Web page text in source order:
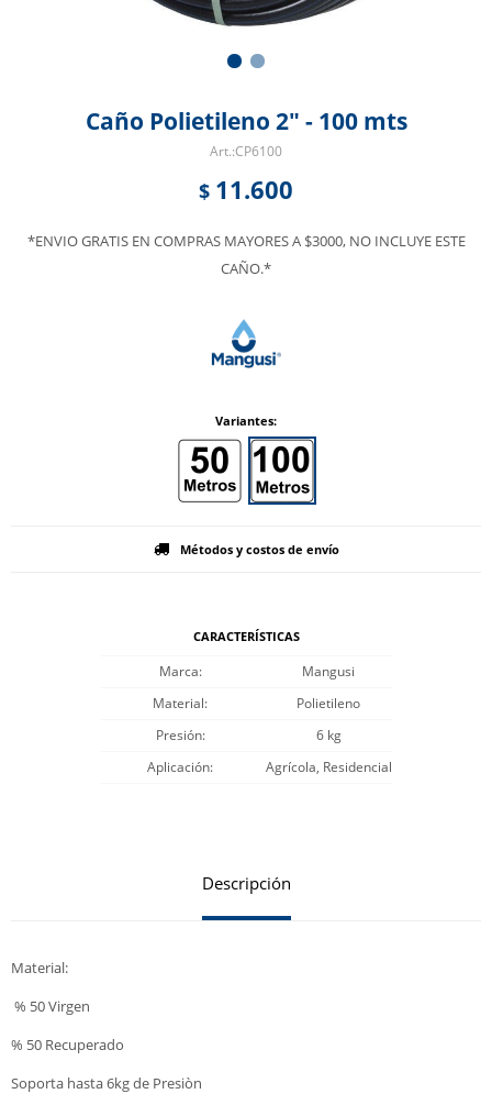
Caño Polietileno 2" - 100 mts
CP6100
$ 11.600
*ENVIO GRATIS EN COMPRAS MAYORES A $3000, NO INCLUYE ESTE
CAÑO.*
Variantes:
Métodos y costos de envío
CARACTERÍSTICAS
Marca
Mangusi
Material
Polietileno
Presión
6 kg
Aplicación
Agrícola, Residencial
Descripción
Material:
% 50 Virgen
% 50 Recuperado
Soporta hasta 6kg de Presiòn